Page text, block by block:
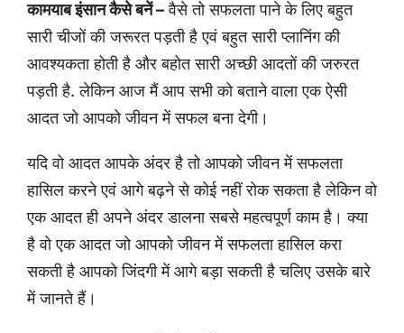
कामयाब इंसान कैसे बनें –वैसे तो सफलता पाने के लिए बहुत
सारी चीजों की जरूरत पड़ती है एवं बहुत सारी प्लानिंग की
आवश्यकता होती है और बहोत सारी अच्छी आदतों की जरुरत
पड़ती है. लेकिन आज मैं आप सभी को बताने वाला एक ऐसी
आदत जो आपको जीवन में सफल बना देगी।
यदि वो आदत आपके अंदर है तो आपको जीवन में सफलता
हासिल करने एवं आगे बढ़ने से कोई नहीं रोक सकता है लेकिन वो
एक आदत ही अपने अंदर डालना सबसे महत्वपूर्ण काम है। क्या
है वो एक आदत जो आपको जीवन में सफलता हासिल करा
सकती है आपको जिंदगी में आगे बड़ा सकती है चलिए उसके बारे
में जानते हैं।